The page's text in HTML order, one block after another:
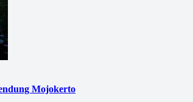
Mojokerto